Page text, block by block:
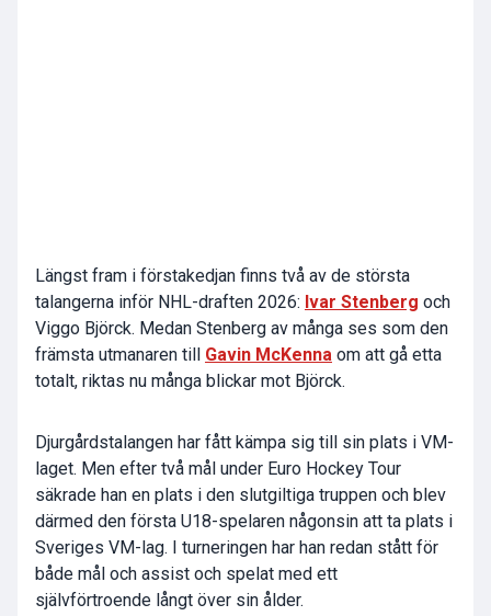
Längst fram i förstakedjan finns två av de största
talangerna inför NHL-draften 2026: Ivar Stenberg och
Viggo Björck. Medan Stenberg av många ses som den
främsta utmanaren till Gavin McKenna om att gå etta
totalt, riktas nu många blickar mot Björck.
Djurgårdstalangen har fått kämpa sig till sin plats i VM-
laget. Men efter två mål under Euro Hockey Tour
säkrade han en plats i den slutgiltiga truppen och blev
därmed den första U18-spelaren någonsin att ta plats i
Sveriges VM-lag. I turneringen har han redan stått för
både mål och assist och spelat med ett
självförtroende långt över sin ålder.